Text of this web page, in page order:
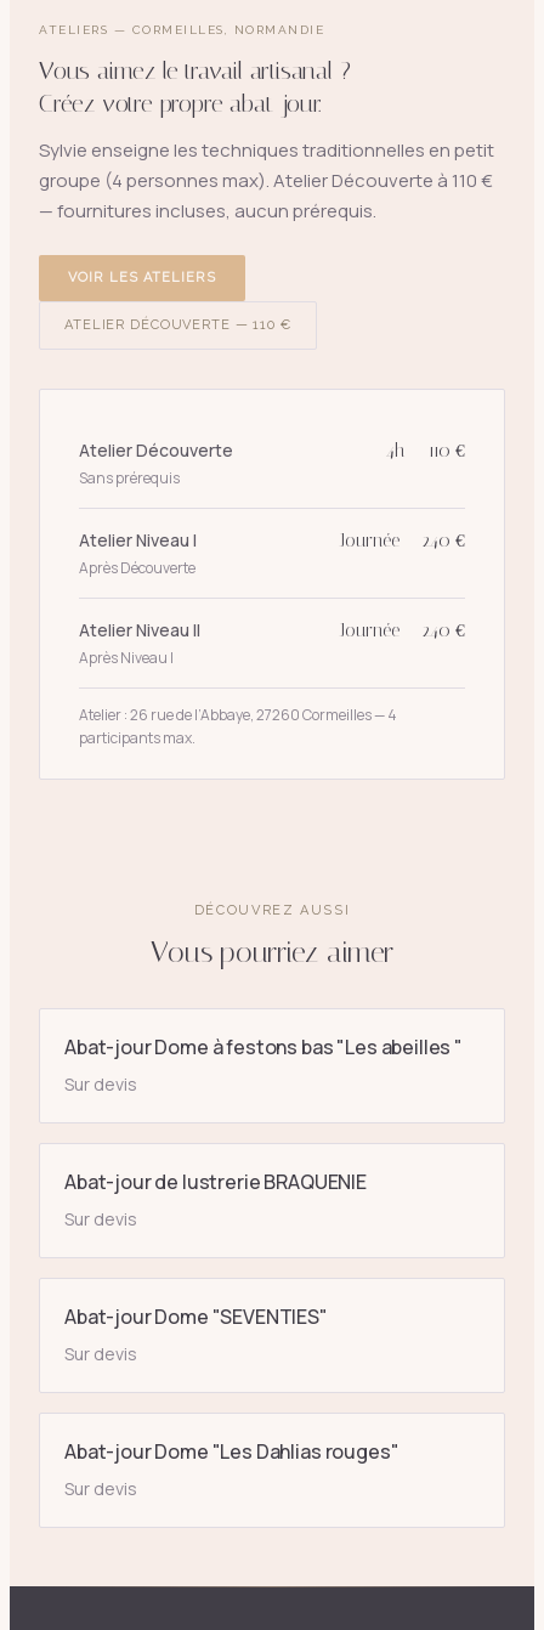
ATELIERS — CORMEILLES, NORMANDIE
Vous aimez le travail artisanal ?
Créez votre propre abat-jour.
Sylvie enseigne les techniques traditionnelles en petit
groupe (4 personnes max). Atelier Découverte à 110 €
— fournitures incluses, aucun prérequis.
VOIR LES ATELIERS
ATELIER DÉCOUVERTE — 110 €
Atelier Découverte
Sans prérequis
4h — 110 €
Atelier Niveau I
Après Découverte
Journée — 240 €
Atelier Niveau II
Après Niveau I
Journée — 240 €
Atelier : 26 rue de l’Abbaye, 27260 Cormeilles — 4
participants max.
DÉCOUVREZ AUSSI
Vous pourriez aimer
Abat-jour Dome à festons bas "Les abeilles "
Sur devis
Abat-jour de lustrerie BRAQUENIE
Sur devis
Abat-jour Dome "SEVENTIES"
Sur devis
Abat-jour Dome "Les Dahlias rouges"
Sur devis